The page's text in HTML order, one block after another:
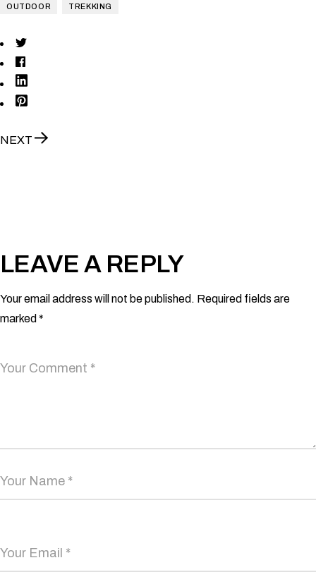
OUTDOOR TREKKING
NEXT
LEAVE A REPLY
Your email address will not be published. Required fields are
marked *